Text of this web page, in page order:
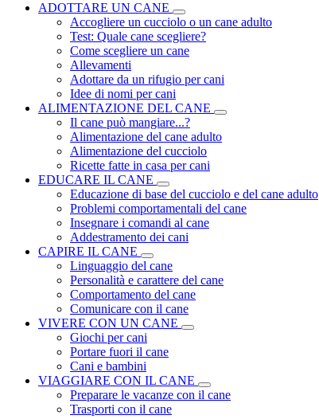
ADOTTARE UN CANE
Accogliere un cucciolo o un cane adulto
Test: Quale cane scegliere?
Come scegliere un cane
Allevamenti
Adottare da un rifugio per cani
Idee di nomi per cani
ALIMENTAZIONE DEL CANE
Il cane può mangiare...?
Alimentazione del cane adulto
Alimentazione del cucciolo
Ricette fatte in casa per cani
EDUCARE IL CANE
Educazione di base del cucciolo e del cane adulto
Problemi comportamentali del cane
Insegnare i comandi al cane
Addestramento dei cani
CAPIRE IL CANE
Linguaggio del cane
Personalità e carattere del cane
Comportamento del cane
Comunicare con il cane
VIVERE CON UN CANE
Giochi per cani
Portare fuori il cane
Cani e bambini
VIAGGIARE CON IL CANE
Preparare le vacanze con il cane
Trasporti con il cane